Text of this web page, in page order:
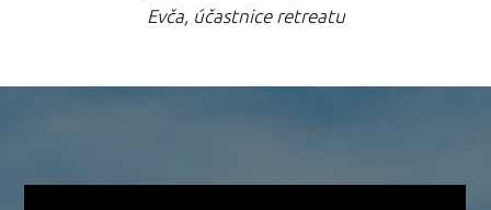
Evča, účastnice retreatu